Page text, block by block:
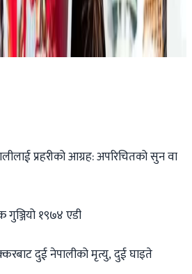
हुँदै
प्रहरीको आग्रह: अपरिचितको सुन वा
गुञ्जियो १९७४ एडी
दुई नेपालीको मृत्यु, दुई घाइते